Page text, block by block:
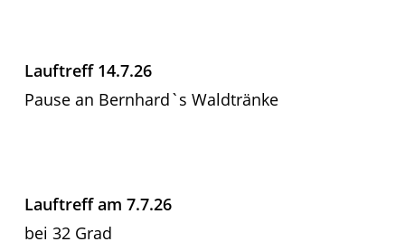
Lauftreff 14.7.26
Pause an Bernhard`s Waldtränke
Lauftreff am 7.7.26
bei 32 Grad